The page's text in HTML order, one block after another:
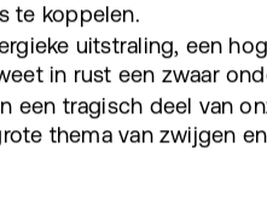
te koppelen.
uitstraling, een
in rust een zwaar
een tragisch deel van
thema van zwijgen